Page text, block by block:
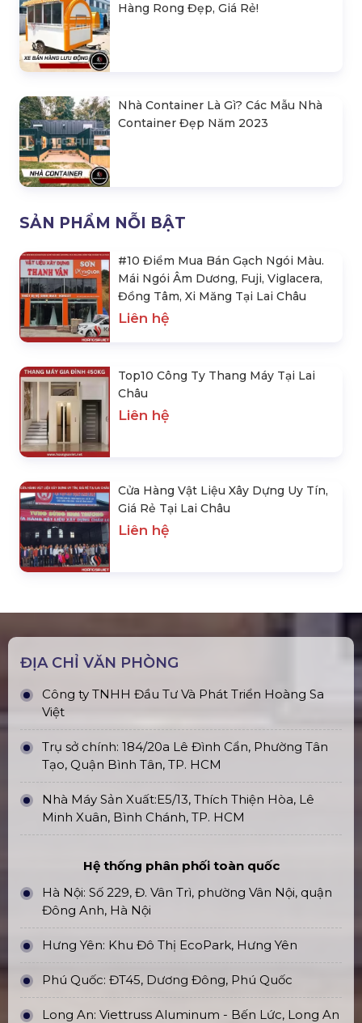
Hàng Rong Đẹp, Giá Rẻ!
Nhà Container Là Gì? Các Mẫu Nhà
Container Đẹp Năm 2023
SẢN PHẨM NỖI BẬT
#10 Điểm Mua Bán Gạch Ngói Màu.
Mái Ngói Âm Dương, Fuji, Viglacera,
Đồng Tâm, Xi Măng Tại Lai Châu
Liên hệ
Top10 Công Ty Thang Máy Tại Lai
Châu
Liên hệ
Cửa Hàng Vật Liệu Xây Dựng Uy Tín,
Giá Rẻ Tại Lai Châu
Liên hệ
ĐỊA CHỈ VĂN PHÒNG
Công ty TNHH Đầu Tư Và Phát Triển Hoàng Sa
Việt
Trụ sở chính: 184/20a Lê Đình Cẩn, Phường Tân
Tạo, Quận Bình Tân, TP. HCM
Nhà Máy Sản Xuất:E5/13, Thích Thiện Hòa, Lê
Minh Xuân, Bình Chánh, TP. HCM
Hệ thống phân phối toàn quốc
Hà Nội: Số 229, Đ. Vân Trì, phường Vân Nội, quận
Đông Anh, Hà Nội
Hưng Yên: Khu Đô Thị EcoPark, Hưng Yên
Phú Quốc: ĐT45, Dương Đông, Phú Quốc
Long An: Viettruss Aluminum - Bến Lức, Long An